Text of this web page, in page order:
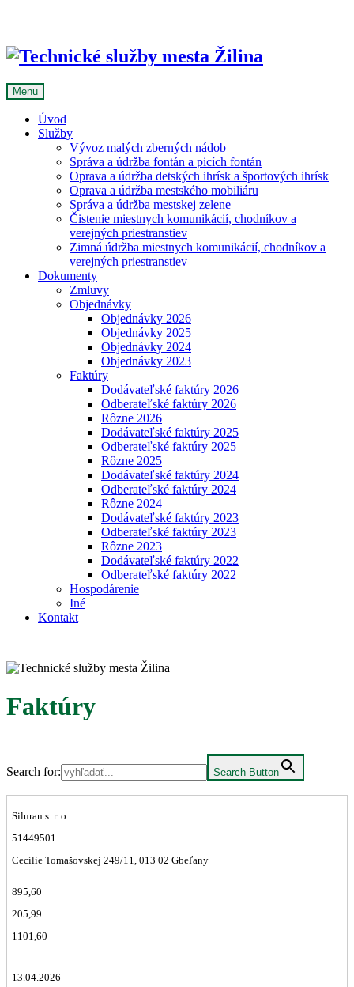
Menu
Úvod
Služby
Vývoz malých zberných nádob
Správa a údržba fontán a picích fontán
Oprava a údržba detských ihrísk a športových ihrísk
Oprava a údržba mestského mobiliáru
Správa a údržba mestskej zelene
Čistenie miestnych komunikácií, chodníkov a
verejných priestranstiev
Zimná údržba miestnych komunikácií, chodníkov a
verejných priestranstiev
Dokumenty
Zmluvy
Objednávky
Objednávky 2026
Objednávky 2025
Objednávky 2024
Objednávky 2023
Faktúry
Dodávateľské faktúry 2026
Odberateľské faktúry 2026
Rôzne 2026
Dodávateľské faktúry 2025
Odberateľské faktúry 2025
Rôzne 2025
Dodávateľské faktúry 2024
Odberateľské faktúry 2024
Rôzne 2024
Dodávateľské faktúry 2023
Odberateľské faktúry 2023
Rôzne 2023
Dodávateľské faktúry 2022
Odberateľské faktúry 2022
Hospodárenie
Iné
Kontakt
Faktúry
Search for: Search Button
Siluran s. r. o.
51449501
Cecílie Tomašovskej 249/11, 013 02 Gbeľany
895,60
205,99
1101,60
13.04.2026